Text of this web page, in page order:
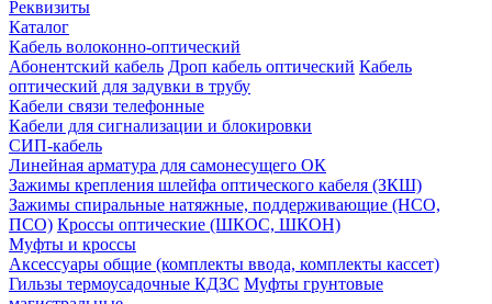
Реквизиты
Каталог
Кабель волоконно-оптический
Абонентский кабель Дроп кабель оптический Кабель
оптический для задувки в трубу
Кабели связи телефонные
Кабели для сигнализации и блокировки
СИП-кабель
Линейная арматура для самонесущего ОК
Зажимы крепления шлейфа оптического кабеля (ЗКШ)
Зажимы спиральные натяжные, поддерживающие (НСО,
ПСО) Кроссы оптические (ШКОС, ШКОН)
Муфты и кроссы
Аксессуары общие (комплекты ввода, комплекты кассет)
Гильзы термоусадочные КДЗС Муфты грунтовые